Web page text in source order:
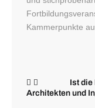
Kammerpunkte
Ist die
Architekten und